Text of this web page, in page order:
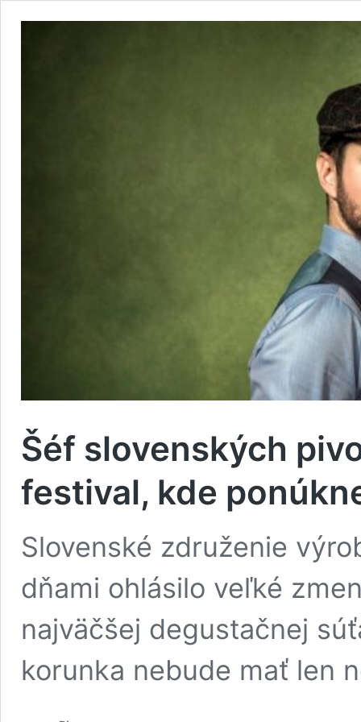
Šéf slovenských
festival, kde
Slovenské združenie
dňami ohlásilo veľké
najväčšej degustačnej
korunka nebude mať len